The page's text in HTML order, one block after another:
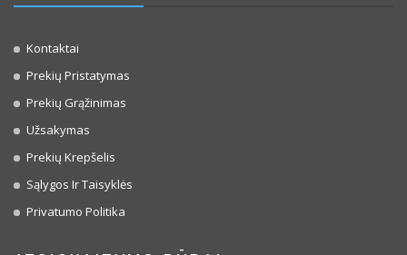
Kontaktai
Prekių Pristatymas
Prekių Grąžinimas
Užsakymas
Prekių Krepšelis
Sąlygos Ir Taisyklės
Privatumo Politika